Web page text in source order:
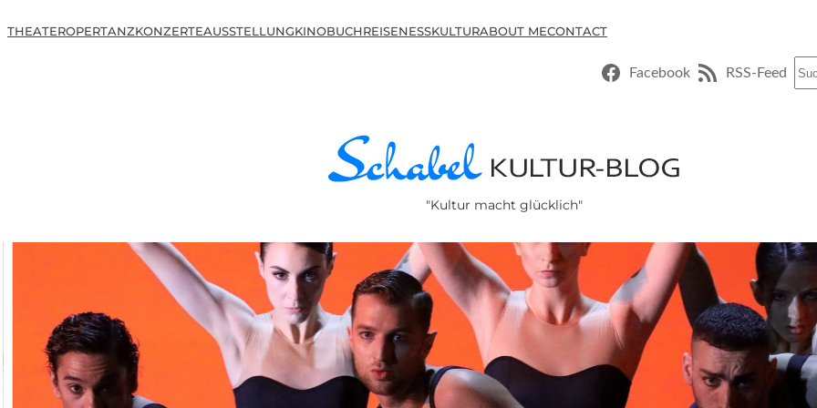
THEATEROPERTANZKONZERTEAUSSTELLUNGKINOBUCHREISENESSKULTURABOUT MECONTACT
Facebook RSS-Feed
"Kultur macht glücklich"